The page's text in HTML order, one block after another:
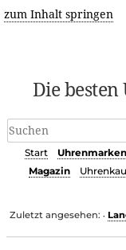
zum Inhalt springen
Die
Start Uhrenmarken
Magazin
Zuletzt angesehen: •